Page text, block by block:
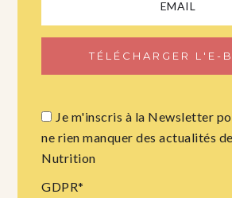
Je m'inscris à la Newsletter
ne rien manquer des actualités
Nutrition
GDPR*